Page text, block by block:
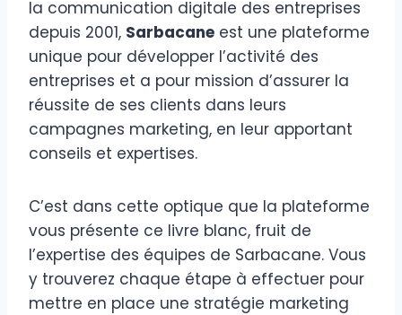
la communication digitale des entreprises
depuis 2001, Sarbacane est une plateforme
unique pour développer l’activité des
entreprises et a pour mission d’assurer la
réussite de ses clients dans leurs
campagnes marketing, en leur apportant
conseils et expertises.
C’est dans cette optique que la plateforme
vous présente ce livre blanc, fruit de
l’expertise des équipes de Sarbacane. Vous
y trouverez chaque étape à effectuer pour
mettre en place une stratégie marketing